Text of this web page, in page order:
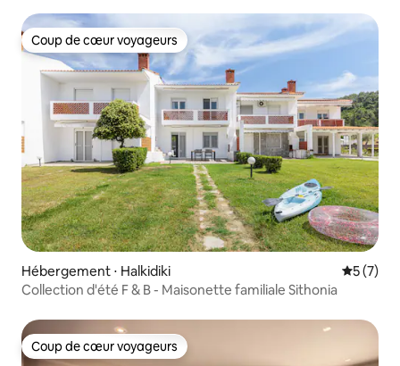
Coup de cœur voyageurs
Coup de cœur voyageurs
Hébergement ⋅ Halkidiki
5 (7)
Collection d'été F & B - Maisonette familiale Sithonia
Coup de cœur voyageurs
Coup de cœur voyageurs